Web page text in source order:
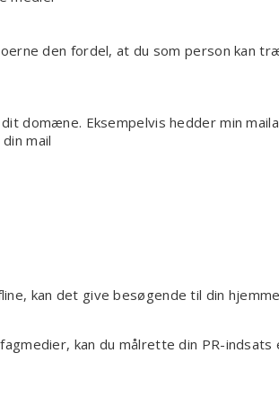
den fordel, at du som person kan
domæne. Eksempelvis hedder min
mail
kan det give besøgende til din
kan du målrette din PR-